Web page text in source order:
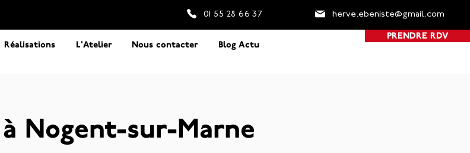
01 55 28 66 37 herve.ebeniste@gmail.com
Réalisations L'Atelier Nous contacter Blog Actu
PRENDRE RDV
Nogent-sur-Marne